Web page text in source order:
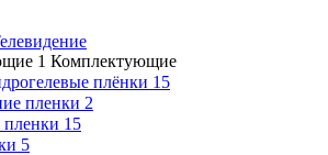
Комплектующие
плёнки 15
пленки 2
пленки 15
5